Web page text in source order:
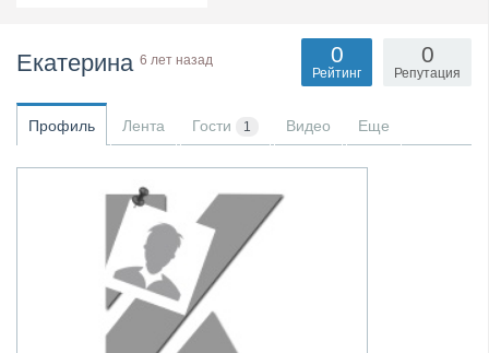
Екатерина 6 лет назад 0
Репутация
0
Рейтинг
Профиль Лента Гости 1 Видео Еще